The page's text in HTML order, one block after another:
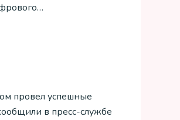
провел успешные
в пресс-службе